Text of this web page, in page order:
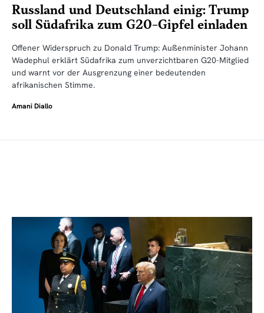
Russland und Deutschland einig: Trump
soll Südafrika zum G20-Gipfel einladen
Offener Widerspruch zu Donald Trump: Außenminister Johann
Wadephul erklärt Südafrika zum unverzichtbaren G20-Mitglied
und warnt vor der Ausgrenzung einer bedeutenden
afrikanischen Stimme.
Amani Diallo